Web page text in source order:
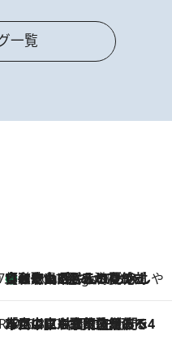
一覧
府県の手みやげ ひんやりスイーツで夏を満喫
4 Hours Ago
【和歌山県】この夏絶対食べたい 冷やしておいしいおやつ3選 みかんがごろっと丸ごと入ったジュレ
CHOICE
2026.8.7
「立川にも歌舞伎があるんだよ」 片岡仁左衛門・市川中車ら豪華座組みで4年目の立川立飛歌舞伎へ